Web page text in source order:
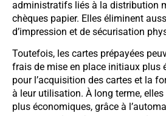
administratifs liés à la distribution
chèques papier. Elles éliminent
d’impression et de sécurisation
Toutefois, les cartes prépayées
frais de mise en place initiaux plus
pour l’acquisition des cartes et la
à leur utilisation. À long terme, elles
plus économiques, grâce à